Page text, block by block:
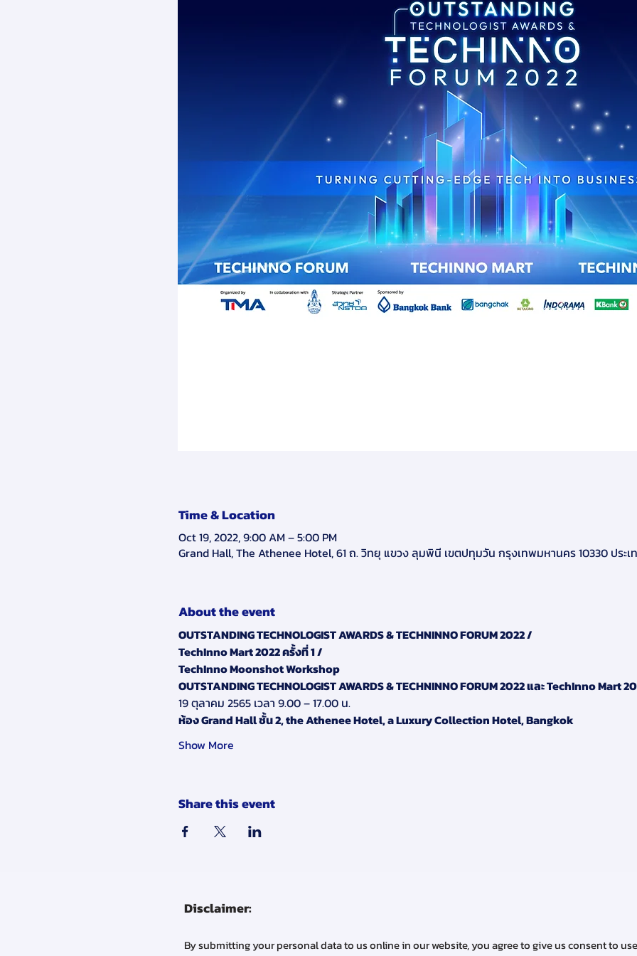
Time & Location
Oct 19, 2022, 9:00 AM – 5:00 PM
Grand Hall, The Athenee Hotel, 61 ถ. วิทยุ แขวง ลุมพินี เขตปทุมวัน กรุงเทพมหานคร 10330 ประเ
About the event
OUTSTANDING TECHNOLOGIST AWARDS & TECHNINNO FORUM 2022 /
TechInno Mart 2022 ครั้งที่ 1 /
TechInno Moonshot Workshop
OUTSTANDING TECHNOLOGIST AWARDS & TECHNINNO FORUM 2022 และ TechInno Mart
19 ตุลาคม 2565 เวลา 9.00 – 17.00 น.
ห้อง Grand Hall ชั้น 2, the Athenee Hotel, a Luxury Collection Hotel, Bangkok
Show More
Share this event
Disclaimer:
By submitting your personal data to us online in our website, you agree to give us consent to